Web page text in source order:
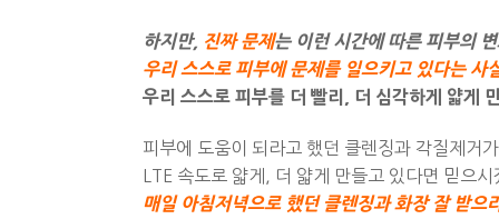
하지만, 진짜 문제는 이런 시간에 따른 피부의
우리 스스로 피부에 문제를 일으키고 있다는 사
우리 스스로 피부를 더 빨리
더 심각하게 얇게
피부에 도움이 되라고 했던 클렌징과 각질제거
LTE 속도로 얇게 , 더 얇게 만들고 있다면 믿으시
매일 아침저녁으로 했던 클렌징과 화장 잘 받으